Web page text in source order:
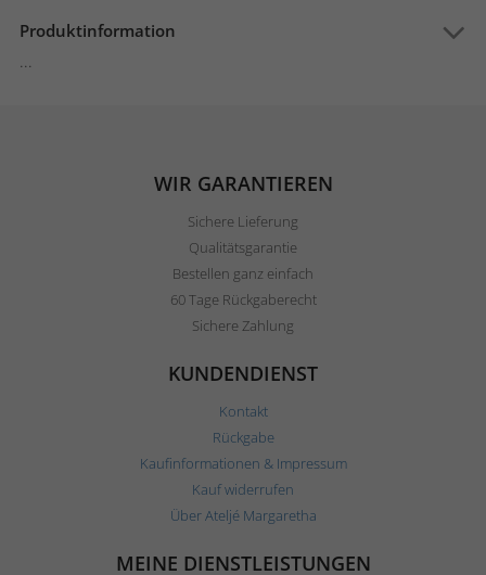
Produktinformation
WIR GARANTIEREN
Sichere Lieferung
Qualitätsgarantie
Bestellen ganz einfach
60 Tage Rückgaberecht
Sichere Zahlung
KUNDENDIENST
Kontakt
Rückgabe
Kaufinformationen & Impressum
Kauf widerrufen
Über Ateljé Margaretha
MEINE DIENSTLEISTUNGEN